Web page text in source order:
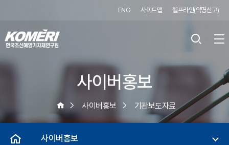
ENG 사이트맵 헬프라인(익명신고)
사이버홍보
사이버홍보 기관보도자료
사이버홍보